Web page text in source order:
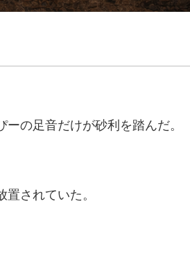
の足音だけが砂利を踏んだ。
されていた。